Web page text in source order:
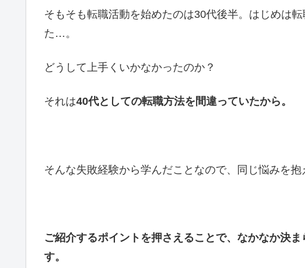
そもそも転職活動を始めたのは30代後半。はじめは
た…。
どうして上手くいかなかったのか？
それは40代としての転職方法を間違っていたから。
そんな失敗経験から学んだことなので、同じ悩みを抱
ご紹介するポイントを押さえることで、なかなか決
す。